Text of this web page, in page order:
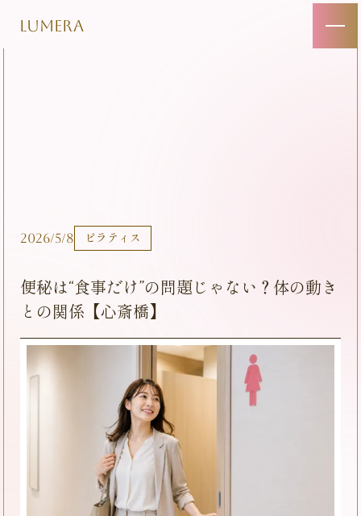
LUMERA
2026/5/8 ピラティス
便秘は“食事だけ”の問題じゃない？体の動き
との関係【心斎橋】